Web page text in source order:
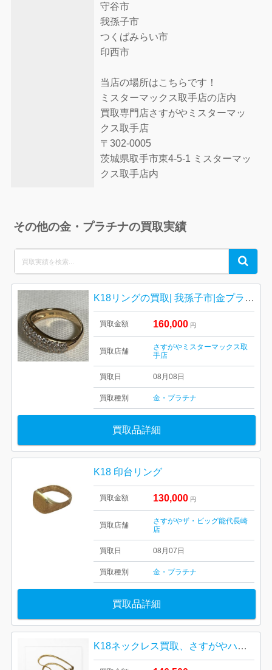
守谷市
我孫子市
つくばみらい市
印西市
当店の場所はこちらです！
ミスターマックス取手店の店内
買取専門店さすがやミスターマッ
クス取手店
〒302-0005
茨城県取手市東4-5-1 ミスターマッ
クス取手店内
その他の金・プラチナの買取実績
for:
Search
K18リングの買取| 我孫子市|金プラチナ高価買取り強化中
買取金額 160,000 円
買取店舗
さすがやミスターマックス取
手店
買取日 08月08日
買取種別 金・プラチナ
買取品詳細
K18 印台リング
買取金額 130,000 円
買取店舗
さすがやザ・ビッグ能代長崎
店
買取日 08月07日
買取種別 金・プラチナ
買取品詳細
K18ネックレス買取、さすがやハレルパルク磐田店